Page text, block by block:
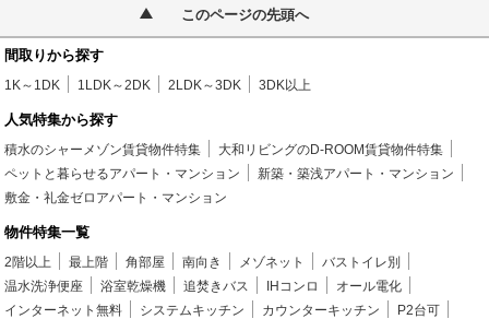
このページの先頭へ
間取りから探す
1K～1DK 1LDK～2DK 2LDK～3DK 3DK以上
人気特集から探す
積水のシャーメゾン賃貸物件特集
大和リビングのD-ROOM賃貸物件特集
ペットと暮らせるアパート・マンション
新築・築浅アパート・マンション
敷金・礼金ゼロアパート・マンション
物件特集一覧
2階以上 最上階 角部屋 南向き メゾネット
バストイレ別
温水洗浄便座
浴室乾燥機 追焚きバス IHコンロ
オール電化
インターネット無料
システムキッチン カウンターキッチン
P2台可